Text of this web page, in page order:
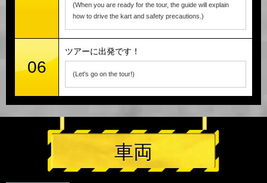
(When you are ready for the tour, the guide will explain
how to drive the kart and safety precautions.)
06
ツアーに出発です！
(Let's go on the tour!)
車両